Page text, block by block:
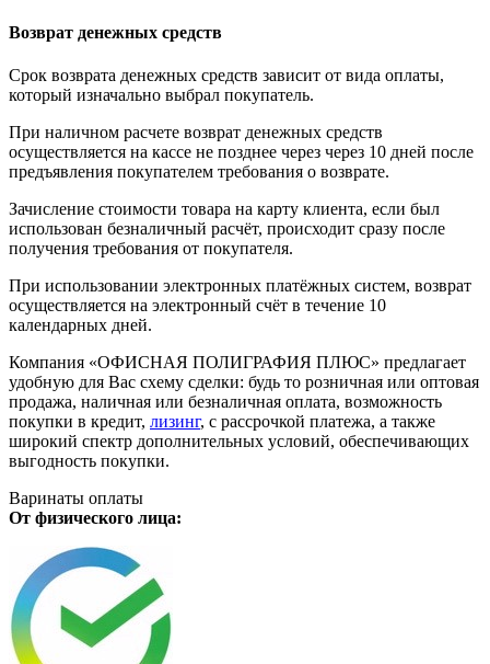
Возврат денежных средств
Срок возврата денежных средств зависит от вида оплаты,
который изначально выбрал покупатель.
При наличном расчете возврат денежных средств
осуществляется на кассе не позднее через через 10 дней после
предъявления покупателем требования о возврате.
Зачисление стоимости товара на карту клиента, если был
использован безналичный расчёт, происходит сразу после
получения требования от покупателя.
При использовании электронных платёжных систем, возврат
осуществляется на электронный счёт в течение 10
календарных дней.
Компания «ОФИСНАЯ ПОЛИГРАФИЯ ПЛЮС» предлагает
удобную для Вас схему сделки: будь то розничная или оптовая
продажа, наличная или безналичная оплата, возможность
покупки в кредит, лизинг, с рассрочкой платежа, а также
широкий спектр дополнительных условий, обеспечивающих
выгодность покупки.
Варинаты оплаты
От физического лица: